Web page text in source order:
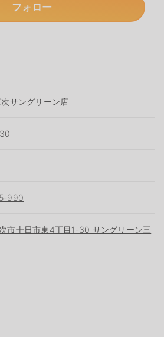
フォロー
次サングリーン店
990
市十日市東4丁目1-30 サングリーン三